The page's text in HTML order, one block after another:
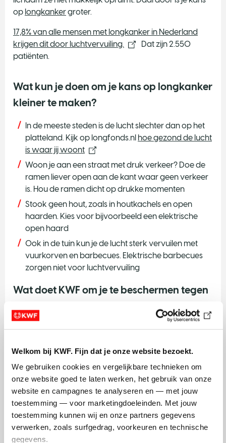
Welkom bij KWF. Fijn dat je onze website bezoekt.
We gebruiken cookies en vergelijkbare technieken om
onze website goed te laten werken, het gebruik van onze
website en campagnes te analyseren en — met jouw
toestemming — voor marketingdoeleinden. Met jouw
toestemming kunnen wij en onze partners gegevens
verwerken, zoals surfgedrag, voorkeuren en technische
gegevens.
op longkankergroter.
17,8% van alle mensen met longkanker in Nederland
krijgen dit door luchtvervuiling.
Dat zijn 2.550
patiënten.
Wat kun je doen om je kans op longkanker
kleiner te maken?
In de meeste steden is de lucht slechter dan op het
platteland. Kijk op longfonds.nl hoe gezond de lucht
is waar jij woont
Woon je aan een straat met druk verkeer? Doe de
ramen liever open aan de kant waar geen verkeer
is. Hou de ramen dicht op drukke momenten
Stook geen hout, zoals in houtkachels en open
haarden. Kies voor bijvoorbeeld een elektrische
open haard
Ook in de tuin kun je de lucht sterk vervuilen met
vuurkorven en barbecues. Elektrische barbecues
zorgen niet voor luchtvervuiling
Wat doet KWF om je te beschermen tegen
Wetten en regels zijn belangrijk om een gezondere
de overheid om de verbeterde richtlijnen te volgen die
de Wereldgezondheidsorganisatie (WHO) in 2021 heeft
opgesteld. Die richtlijnen zorgen voor een schonere
lucht, zodat minder mensen ziek worden.
Lees hoe KWF werkt aan gezondere luchtkwaliteit